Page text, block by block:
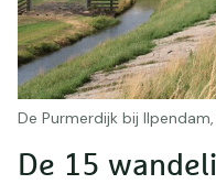
De Purmerdijk bij
De 15